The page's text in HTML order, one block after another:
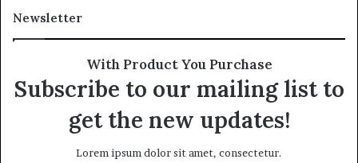
Newsletter
With Product You Purchase
Subscribe to our mailing list to
get the new updates!
Lorem ipsum dolor sit amet, consectetur.